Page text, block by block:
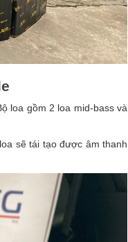
loa gồm 2 loa mid-bass và
sẽ tái tạo được âm thanh